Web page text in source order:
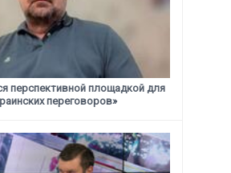
перспективной площадкой для
переговоров»